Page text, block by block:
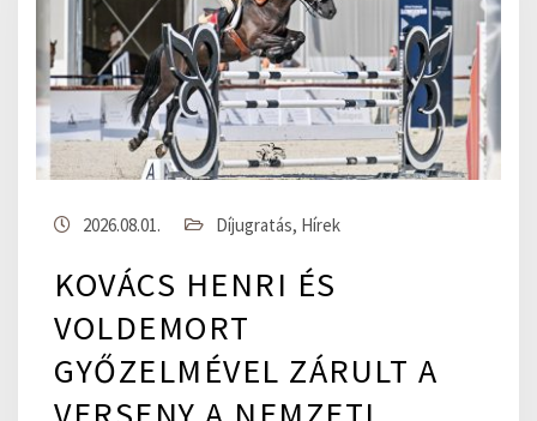
2026.08.01. Díjugratás, Hírek
KOVÁCS HENRI ÉS
VOLDEMORT
GYŐZELMÉVEL ZÁRULT A